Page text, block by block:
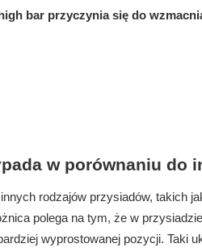
bar przyczynia się do
w porównaniu do
rodzajów przysiadów, takich
polega na tym, że w
wyprostowanej pozycji. Taki